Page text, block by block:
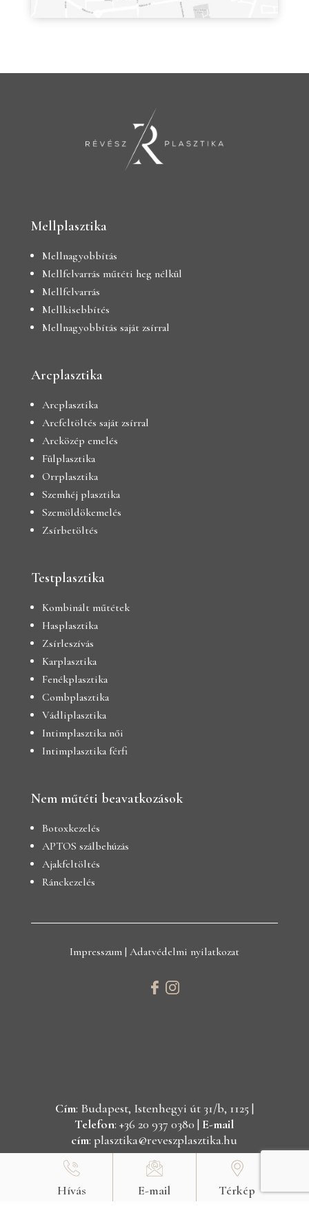
Mellplasztika
Mellnagyobbítás
Mellfelvarrás műtéti heg nélkül
Mellfelvarrás
Mellkisebbítés
Mellnagyobbítás saját zsírral
Arcplasztika
Arcplasztika
Arcfeltöltés saját zsírral
Arcközép emelés
Fülplasztika
Orrplasztika
Szemhéj plasztika
Szemöldökemelés
Zsírbetöltés
Testplasztika
Kombinált műtétek
Hasplasztika
Zsírleszívás
Karplasztika
Fenékplasztika
Combplasztika
Vádliplasztika
Intimplasztika női
Intimplasztika férfi
Nem műtéti beavatkozások
Botoxkezelés
APTOS szálbehúzás
Ajakfeltöltés
Ránckezelés
Impresszum | Adatvédelmi nyilatkozat
Cím: Budapest, Istenhegyi út 31/b, 1125 |
Telefon: +36 20 937 0380 | E-mail
cím:plasztika@reveszplasztika.hu
Copyright © 2021 Révész Plasztika | Minden jog
fenntartva.
Hívás E-mail Térkép